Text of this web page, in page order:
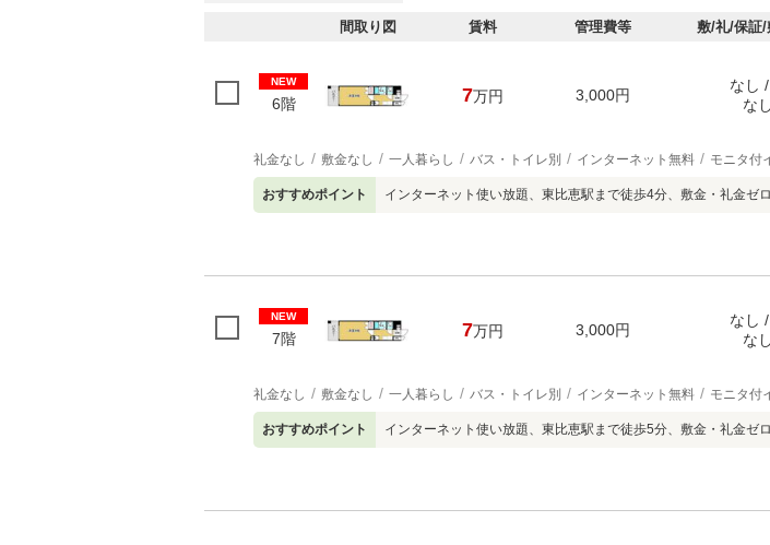
間取り図 賃料 管理費等 敷/礼/保証/
NEW
6階 7万円 3,000円
なし
な
礼金なし 敷金なし 一人暮らし バス・トイレ別 インターネット無料 モニタ付
おすすめポイント インターネット使い放題、東比恵駅まで徒歩4分、敷金・礼金ゼロ
NEW
7階 7万円 3,000円
なし
な
礼金なし 敷金なし 一人暮らし バス・トイレ別 インターネット無料 モニタ付
おすすめポイント インターネット使い放題、東比恵駅まで徒歩5分、敷金・礼金ゼロ